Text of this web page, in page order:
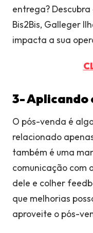
entrega?
Bis2Bis, Galleger
impacta a sua
3- Aplicando
O pós-venda é
relacionado
também é uma
comunicação com
dele e colher
que melhorias
aproveite o pós-